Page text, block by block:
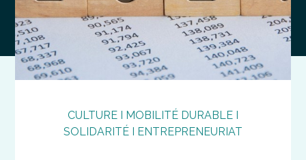
CULTURE I MOBILITÉ DURABLE I
SOLIDARITÉ I ENTREPRENEURIAT